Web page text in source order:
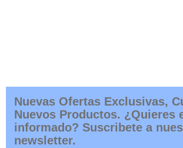
Nuevas Ofertas Exclusivas,
Nuevos Productos. ¿Quieres
informado? Suscribete a
newsletter.